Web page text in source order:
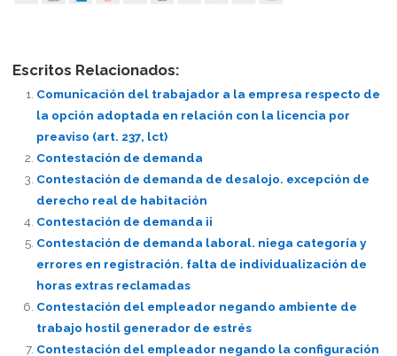
Escritos Relacionados:
Comunicación del trabajador a la empresa respecto de
la opción adoptada en relación con la licencia por
preaviso (art. 237, lct)
Contestación de demanda
Contestación de demanda de desalojo. excepción de
derecho real de habitación
Contestación de demanda ii
Contestación de demanda laboral. niega categoría y
errores en registración. falta de individualización de
horas extras reclamadas
Contestación del empleador negando ambiente de
trabajo hostil generador de estrés
Contestación del empleador negando la configuración